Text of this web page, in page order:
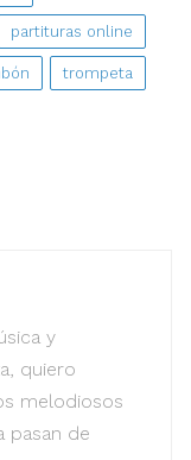
partituras online
trompeta
y
quiero
melodiosos
pasan de